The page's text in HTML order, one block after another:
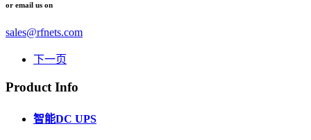
or email us on
sales@rfnets.com
下一页
Product Info
智能DC UPS